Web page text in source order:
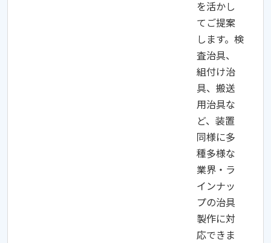
を活かし
てご提案
します。検
査治具、
組付け治
具、搬送
用治具な
ど、装置
同様に多
種多様な
業界・ラ
インナッ
プの治具
製作に対
応できま